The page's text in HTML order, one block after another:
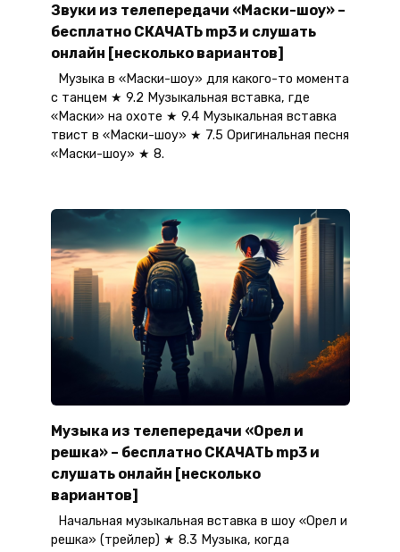
Звуки из телепередачи «Маски-шоу» –
бесплатно СКАЧАТЬ mp3 и слушать
онлайн [несколько вариантов]
Музыка в «Маски-шоу» для какого-то момента
с танцем ★ 9.2 Музыкальная вставка, где
«Маски» на охоте ★ 9.4 Музыкальная вставка
твист в «Маски-шоу» ★ 7.5 Оригинальная песня
«Маски-шоу» ★ 8.
Музыка из телепередачи «Орел и
решка» – бесплатно СКАЧАТЬ mp3 и
слушать онлайн [несколько
вариантов]
Начальная музыкальная вставка в шоу «Орел и
решка» (трейлер) ★ 8.3 Музыка, когда